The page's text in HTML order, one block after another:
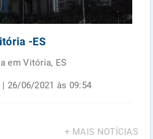
-ES
em Vitória, ES
26/06/2021 às 09:54
+ MAIS NOTÍCIAS